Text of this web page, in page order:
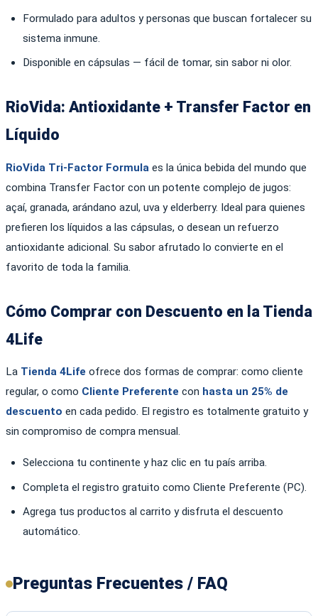
Formulado para adultos y personas que buscan fortalecer su
sistema inmune.
Disponible en cápsulas — fácil de tomar, sin sabor ni olor.
RioVida: Antioxidante + Transfer Factor en
Líquido
RioVida Tri-Factor Formula es la única bebida del mundo que
combina Transfer Factor con un potente complejo de jugos:
açaí, granada, arándano azul, uva y elderberry. Ideal para quienes
prefieren los líquidos a las cápsulas, o desean un refuerzo
antioxidante adicional. Su sabor afrutado lo convierte en el
favorito de toda la familia.
Cómo Comprar con Descuento en la Tienda
4Life
La Tienda 4Life ofrece dos formas de comprar: como cliente
regular, o como Cliente Preferente con hasta un 25% de
descuento en cada pedido. El registro es totalmente gratuito y
sin compromiso de compra mensual.
Selecciona tu continente y haz clic en tu país arriba.
Completa el registro gratuito como Cliente Preferente (PC).
Agrega tus productos al carrito y disfruta el descuento
automático.
Preguntas Frecuentes / FAQ